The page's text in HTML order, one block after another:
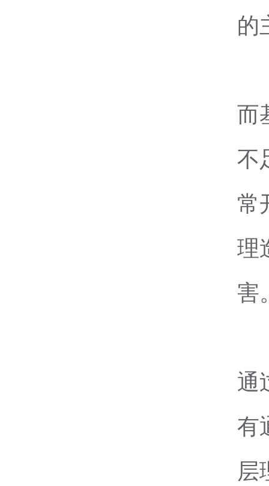
的
而
不
常
理
害
通
有
层